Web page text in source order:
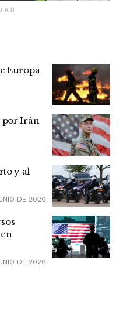
Europa
por Irán
y al
DE 2026
DE 2026